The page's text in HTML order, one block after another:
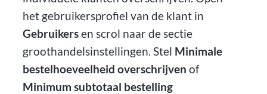
het gebruikersprofiel van de klant in
Gebruikersen scrol naar de sectie
groothandelsinstellingen. Stel Minimale
bestelhoeveelheid overschrijven of
Minimum subtotaal bestelling